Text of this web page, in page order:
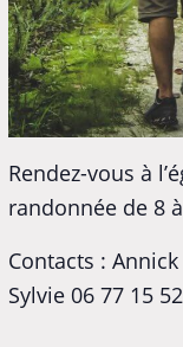
Rendez-vous à
randonnée de 8
Contacts :
Sylvie 06 77 15